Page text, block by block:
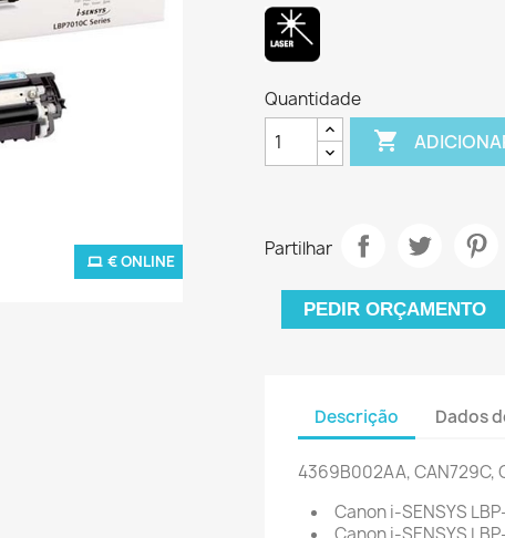
€ ONLINE
Quantidade

Partilhar
PEDIR ORÇAMENTO
Descrição Dados
4369B002AA, CAN729C,
Canon i-SENSYS